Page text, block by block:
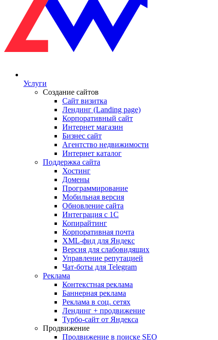
Услуги
Создание сайтов
Сайт визитка
Лендинг (Landing page)
Корпоративный сайт
Интернет магазин
Бизнес сайт
Агентство недвижимости
Интернет каталог
Поддержка сайта
Хостинг
Домены
Программирование
Мобильная версия
Обновление сайта
Интеграция с 1С
Копирайтинг
Корпоративная почта
XML-фид для Яндекс
Версия для слабовидящих
Управление репутацией
Чат-боты для Telegram
Реклама
Контекстная реклама
Баннерная реклама
Реклама в соц. сетях
Лендинг + продвижение
Турбо-сайт от Яндекса
Продвижение
Продвижение в поиске SEO